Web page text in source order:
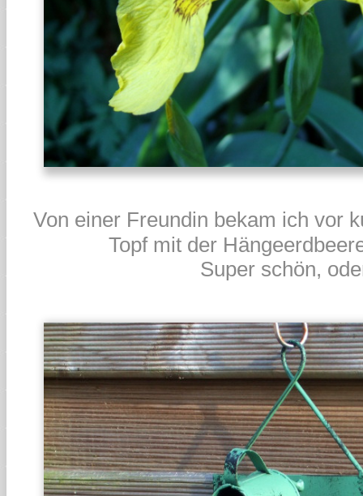
Von einer Freundin bekam ich vor
Topf mit der
Super schön,